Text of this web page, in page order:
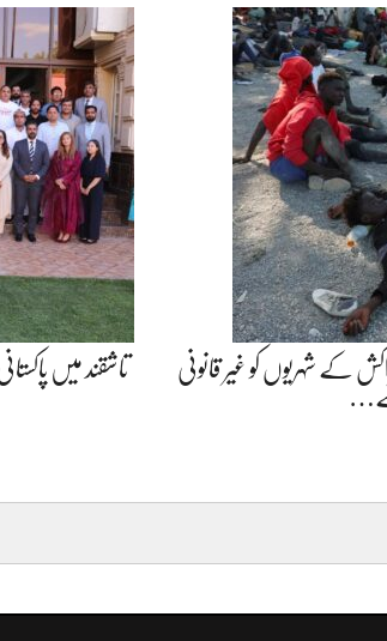
کے شہریوں کو غیر قانونی
تاشقند میں